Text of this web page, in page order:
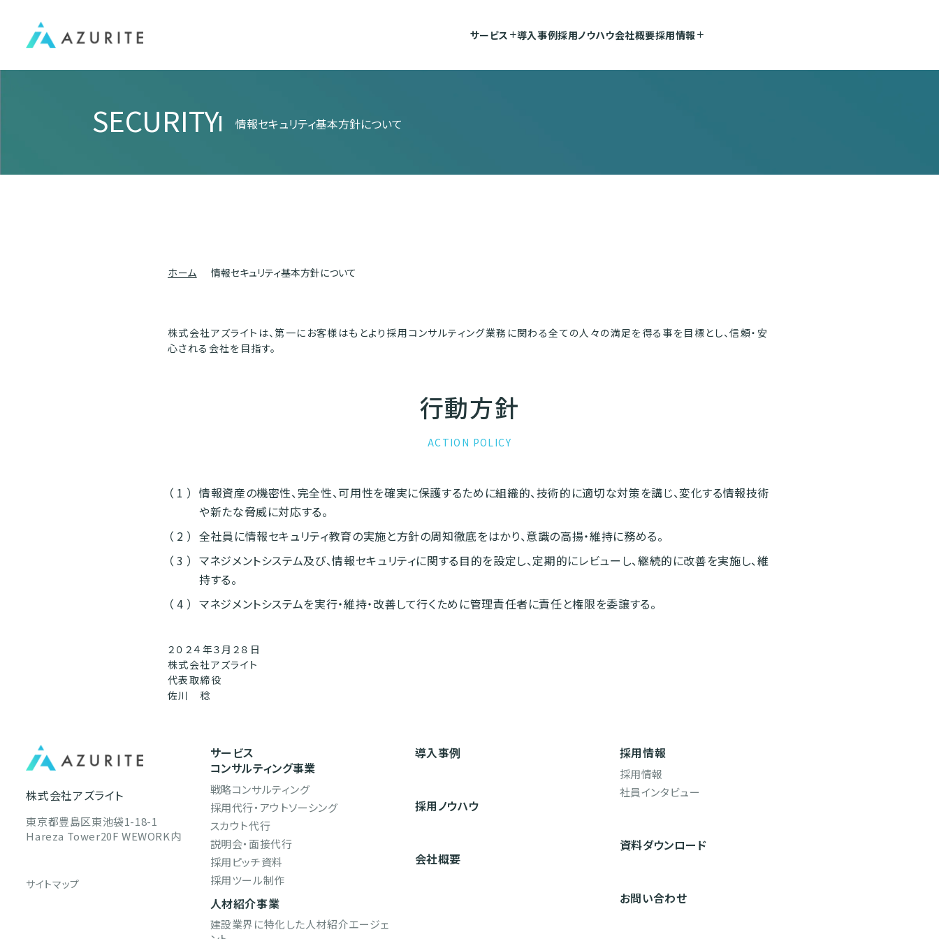
サービス add_2導入事例採用ノウハウ会社概要採用情報 add_2
SECURITY 情報セキュリティ基本方針について
ホーム 情報セキュリティ基本方針について
株式会社アズライトは、第一にお客様はもとより採用コンサルティング業務に関わる全ての人々の満足を得る事を目標とし、信頼・安
心される会社を目指す。
行動方針
ACTION POLICY
情報資産の機密性、完全性、可用性を確実に保護するために組織的、技術的に適切な対策を講じ、変化する情報技術
や新たな脅威に対応する。
全社員に情報セキュリティ教育の実施と方針の周知徹底をはかり、意識の高揚・維持に務める。
マネジメントシステム及び、情報セキュリティに関する目的を設定し、定期的にレビューし、継続的に改善を実施し、維
持する。
マネジメントシステムを実行・維持・改善して行くために管理責任者に責任と権限を委譲する。
２０２４年３月２８日
株式会社アズライト
代表取締役
佐川 稔
株式会社アズライト
東京都豊島区東池袋1-18-1
Hareza Tower20F WEWORK内
サイトマップ
サービス
コンサルティング事業
戦略コンサルティング
採用代行・アウトソーシング
スカウト代行
説明会・面接代行
採用ピッチ資料
採用ツール制作
人材紹介事業
建設業界に特化した人材紹介エージェ
導入事例
採用ノウハウ
会社概要
採用情報
採用情報
社員インタビュー
資料ダウンロード
お問い合わせ